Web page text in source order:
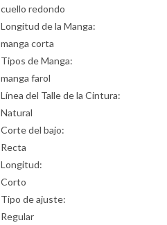
cuello redondo
Longitud de la Manga:
manga corta
Tipos de Manga:
manga farol
Línea del Talle de la Cintura:
Natural
Corte del bajo:
Recta
Longitud:
Corto
Tipo de ajuste:
Regular